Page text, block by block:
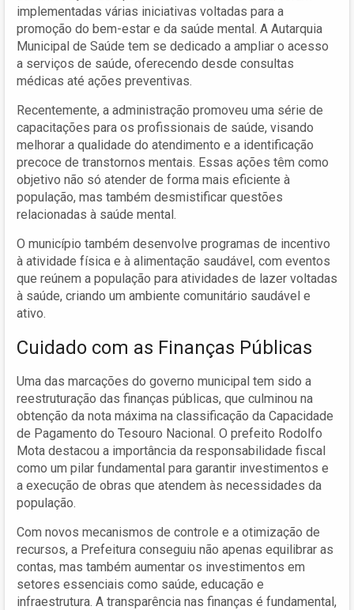
implementadas várias iniciativas voltadas para a
promoção do bem-estar e da saúde mental. A Autarquia
Municipal de Saúde tem se dedicado a ampliar o acesso
a serviços de saúde, oferecendo desde consultas
médicas até ações preventivas.
Recentemente, a administração promoveu uma série de
capacitações para os profissionais de saúde, visando
melhorar a qualidade do atendimento e a identificação
precoce de transtornos mentais. Essas ações têm como
objetivo não só atender de forma mais eficiente à
população, mas também desmistificar questões
relacionadas à saúde mental.
O município também desenvolve programas de incentivo
à atividade física e à alimentação saudável, com eventos
que reúnem a população para atividades de lazer voltadas
à saúde, criando um ambiente comunitário saudável e
ativo.
Cuidado com as Finanças Públicas
Uma das marcações do governo municipal tem sido a
reestruturação das finanças públicas, que culminou na
obtenção da nota máxima na classificação da Capacidade
de Pagamento do Tesouro Nacional. O prefeito Rodolfo
Mota destacou a importância da responsabilidade fiscal
como um pilar fundamental para garantir investimentos e
a execução de obras que atendem às necessidades da
população.
Com novos mecanismos de controle e a otimização de
recursos, a Prefeitura conseguiu não apenas equilibrar as
contas, mas também aumentar os investimentos em
setores essenciais como saúde, educação e
infraestrutura. A transparência nas finanças é fundamental,